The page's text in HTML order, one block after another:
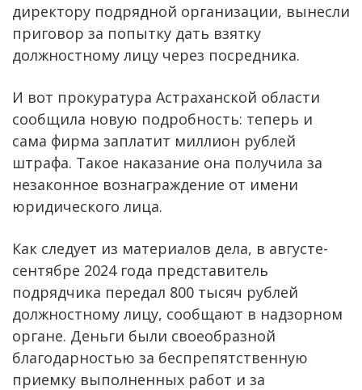
директору подрядной организации, вынесли
приговор за попытку дать взятку
должностному лицу через посредника.
И вот прокуратура Астраханской области
сообщила новую подробность: теперь и
сама фирма заплатит миллион рублей
штрафа. Такое наказание она получила за
незаконное вознаграждение от имени
юридического лица.
Как следует из материалов дела, в августе-
сентябре 2024 года представитель
подрядчика передал 800 тысяч рублей
должностному лицу, сообщают в надзорном
органе. Деньги были своеобразной
благодарностью за беспрепятственную
приемку выполненных работ и за